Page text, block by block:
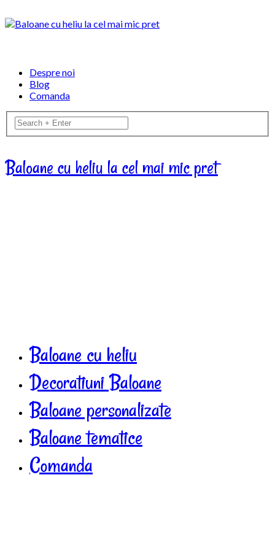
Despre noi
Blog
Comanda
Baloane cu heliu la cel mai mic pret
Baloane cu heliu
Decoratiuni Baloane
Baloane personalizate
Baloane tematice
Comanda